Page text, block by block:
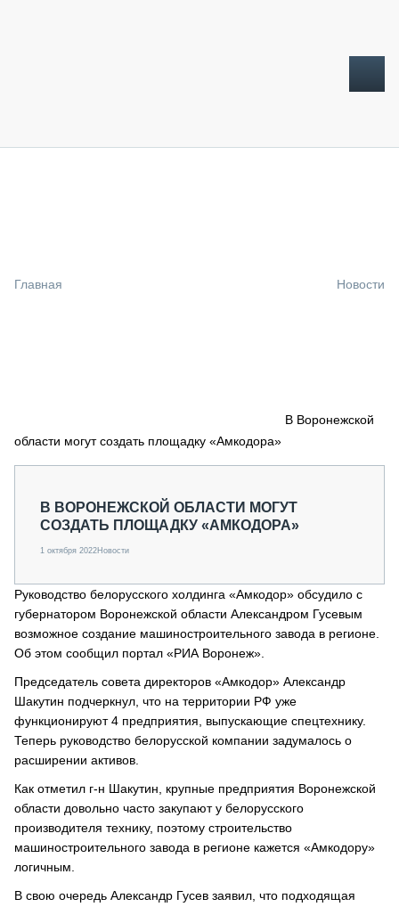
СПЕЦПРОЕКТЫ
О ПРОЕКТЕ
Главная Новости
В Воронежской
области могут создать площадку «Амкодора»
В ВОРОНЕЖСКОЙ ОБЛАСТИ МОГУТ
СОЗДАТЬ ПЛОЩАДКУ «АМКОДОРА»
1 октября 2022Новости
Руководство белорусского холдинга «Амкодор» обсудило с
губернатором Воронежской области Александром Гусевым
возможное создание машиностроительного завода в регионе.
Об этом сообщил портал «РИА Воронеж».
Председатель совета директоров «Амкодор» Александр
Шакутин подчеркнул, что на территории РФ уже
функционируют 4 предприятия, выпускающие спецтехнику.
Теперь руководство белорусской компании задумалось о
расширении активов.
Как отметил г-н Шакутин, крупные предприятия Воронежской
области довольно часто закупают у белорусского
производителя технику, поэтому строительство
машиностроительного завода в регионе кажется «Амкодору»
логичным.
В свою очередь Александр Гусев заявил, что подходящая